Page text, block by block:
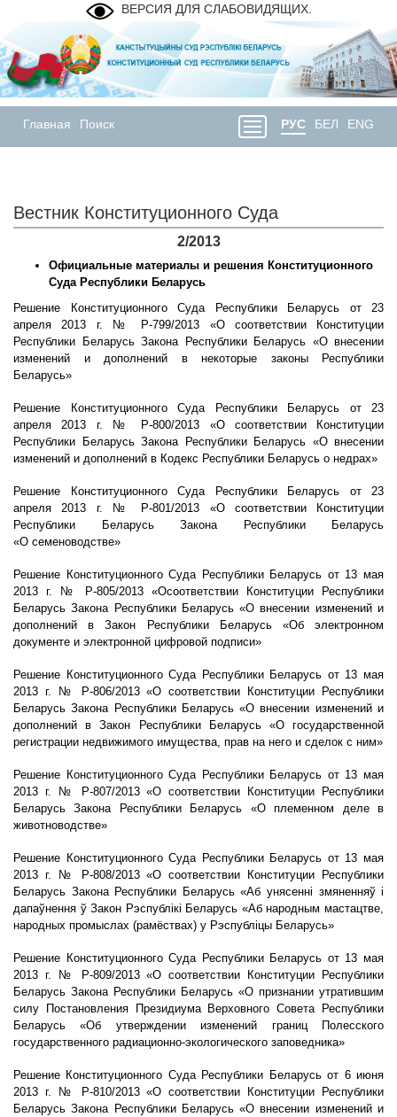
ВЕРСИЯ ДЛЯ СЛАБОВИДЯЩИХ.
Главная Поиск РУС БЕЛ ENG
Вестник Конституционного Суда
2/2013
Официальные материалы и решения Конституционного
Суда Республики Беларусь
Решение Конституционного Суда Республики Беларусь от 23
апреля 2013 г. № Р-799/2013 «О соответствии Конституции
Республики Беларусь Закона Республики Беларусь «О внесении
изменений и дополнений в некоторые законы Республики
Беларусь»
Решение Конституционного Суда Республики Беларусь от 23
апреля 2013 г. № Р-800/2013 «О соответствии Конституции
Республики Беларусь Закона Республики Беларусь «О внесении
изменений и дополнений в Кодекс Республики Беларусь о недрах»
Решение Конституционного Суда Республики Беларусь от 23
апреля 2013 г. № Р-801/2013 «О соответствии Конституции
Республики Беларусь Закона Республики Беларусь
«О семеноводстве»
Решение Конституционного Суда Республики Беларусь от 13 мая
2013 г. № Р-805/2013 «Осоответствии Конституции Республики
Беларусь Закона Республики Беларусь «О внесении изменений и
дополнений в Закон Республики Беларусь «Об электронном
документе и электронной цифровой подписи»
Решение Конституционного Суда Республики Беларусь от 13 мая
2013 г. № Р-806/2013 «О соответствии Конституции Республики
Беларусь Закона Республики Беларусь «О внесении изменений и
дополнений в Закон Республики Беларусь «О государственной
регистрации недвижимого имущества, прав на него и сделок с ним»
Решение Конституционного Суда Республики Беларусь от 13 мая
2013 г. № Р-807/2013 «О соответствии Конституции Республики
Беларусь Закона Республики Беларусь «О
племенном деле в
животноводстве»
Решение Конституционного Суда Республики Беларусь от 13 мая
2013 г. № Р-808/2013 «О соответствии Конституции Республики
Беларусь Закона Республики Беларусь «Аб унясенні змяненняў і
дапаўнення ў Закон Рэспублікі Беларусь «Аб народным мастацтве,
народных промыслах (рамёствах) у Рэспубліцы Беларусь»
Решение Конституционного Суда Республики Беларусь от 13 мая
2013 г. № Р-809/2013 «О соответствии Конституции Республики
Беларусь Закона Республики Беларусь «О признании утратившим
силу Постановления Президиума Верховного Совета Республики
Беларусь «Об утверждении изменений границ Полесского
государственного радиационно-экологического заповедника»
Решение Конституционного Суда Республики Беларусь от 6 июня
2013 г. № Р-810/2013 «О соответствии Конституции Республики
Беларусь Закона Республики Беларусь «О внесении изменений и